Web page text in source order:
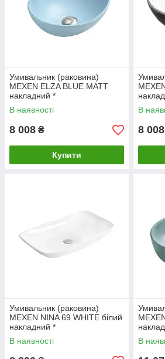
Умивальник (раковина)
MEXEN ELZA BLUE MATT
накладний *
В наявності
8 008 ₴
Купити
В
8 008
Умивальник (раковина)
MEXEN NINA 69 WHITE білий
накладний *
В наявності
В